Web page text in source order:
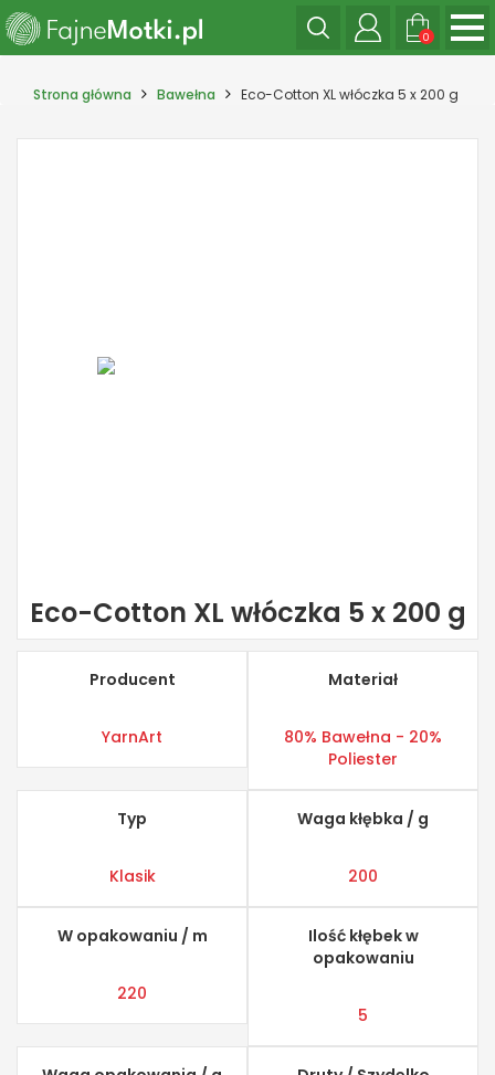
0
Strona główna Bawełna Eco-Cotton XL włóczka 5 x 200 g
Eco-Cotton XL włóczka 5 x 200 g
Producent
YarnArt
Materiał
80% Bawełna - 20%
Poliester
Typ
Klasik
Waga kłębka / g
200
W opakowaniu / m
220
Ilość kłębek w
opakowaniu
5